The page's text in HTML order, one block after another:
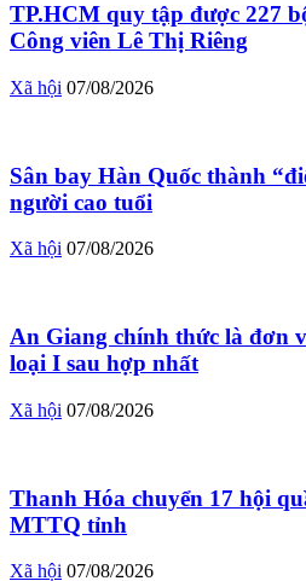
TP.HCM quy tập được 227
Công viên Lê Thị Riêng
Xã hội 07/08/2026
Sân bay Hàn Quốc thành
người cao tuổi
Xã hội 07/08/2026
An Giang chính thức là đơn
loại I sau hợp nhất
Xã hội 07/08/2026
Thanh Hóa chuyển 17 hội
MTTQ tỉnh
Xã hội 07/08/2026